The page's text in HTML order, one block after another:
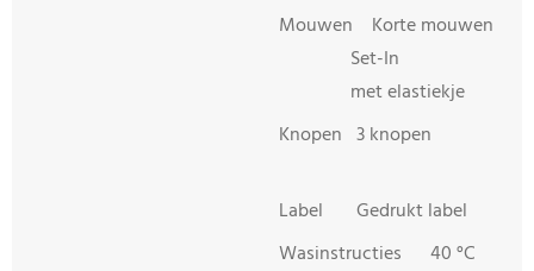
Mouwen Korte mouwen
Set-In
met elastiekje
Knopen 3 knopen
Label Gedrukt label
Wasinstructies 40 °C